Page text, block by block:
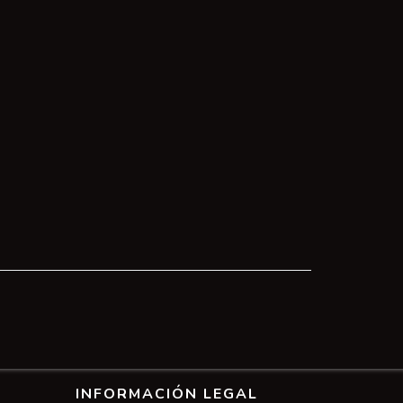
INFORMACIÓN LEGAL